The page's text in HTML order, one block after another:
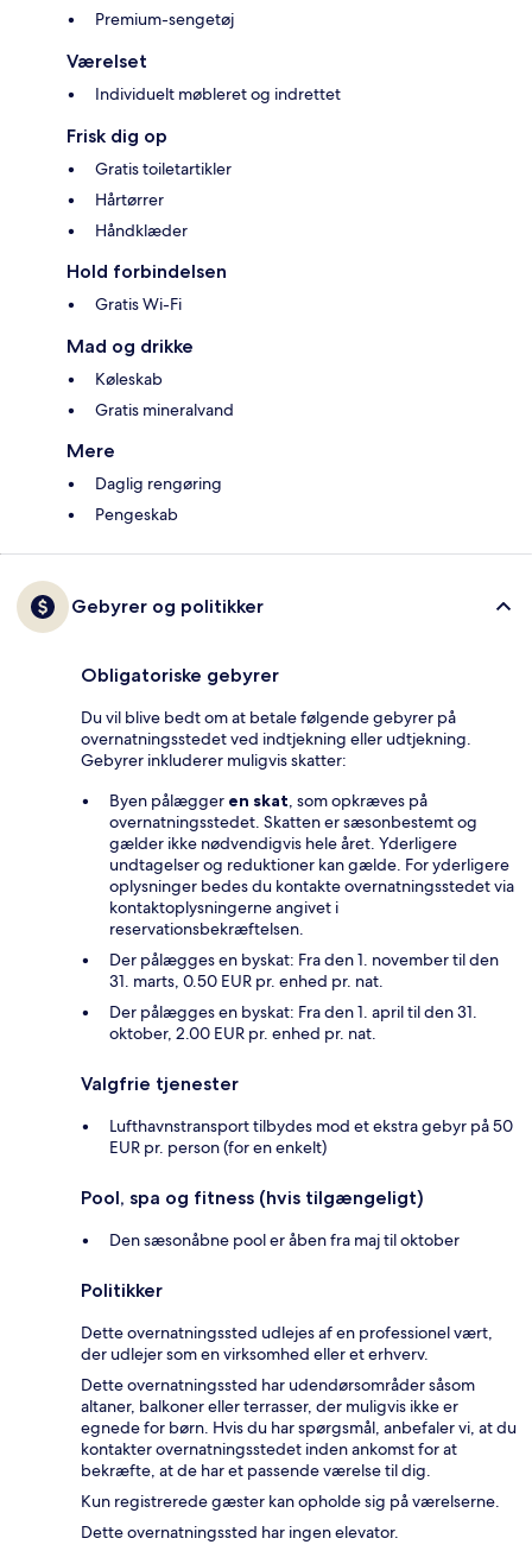
Premium-sengetøj
Værelset
Individuelt møbleret og indrettet
Frisk dig op
Gratis toiletartikler
Hårtørrer
Håndklæder
Hold forbindelsen
Gratis Wi-Fi
Mad og drikke
Køleskab
Gratis mineralvand
Mere
Daglig rengøring
Pengeskab
Gebyrer og politikker
Obligatoriske gebyrer
Du vil blive bedt om at betale følgende gebyrer på
overnatningsstedet ved indtjekning eller udtjekning.
Gebyrer inkluderer muligvis skatter:
Byen pålægger en skat, som opkræves på
overnatningsstedet. Skatten er sæsonbestemt og
gælder ikke nødvendigvis hele året. Yderligere
undtagelser og reduktioner kan gælde. For yderligere
oplysninger bedes du kontakte overnatningsstedet via
kontaktoplysningerne angivet i
reservationsbekræftelsen.
Der pålægges en byskat: Fra den 1. november til den
31. marts, 0.50 EUR pr. enhed pr. nat.
Der pålægges en byskat: Fra den 1. april til den 31.
oktober, 2.00 EUR pr. enhed pr. nat.
Valgfrie tjenester
Lufthavnstransport tilbydes mod et ekstra gebyr på 50
EUR pr. person (for en enkelt)
Pool, spa og fitness (hvis tilgængeligt)
Den sæsonåbne pool er åben fra maj til oktober
Politikker
Dette overnatningssted udlejes af en professionel vært,
der udlejer som en virksomhed eller et erhverv.
Dette overnatningssted har udendørsområder såsom
altaner, balkoner eller terrasser, der muligvis ikke er
egnede for børn. Hvis du har spørgsmål, anbefaler vi, at du
kontakter overnatningsstedet inden ankomst for at
bekræfte, at de har et passende værelse til dig.
Kun registrerede gæster kan opholde sig på værelserne.
Dette overnatningssted har ingen elevator.